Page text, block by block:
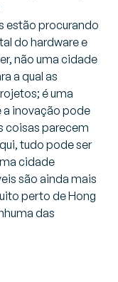
estão procurando
do hardware e
não uma cidade
a qual as
é uma
inovação pode
coisas parecem
tudo pode ser
cidade
são ainda mais
perto de Hong
das